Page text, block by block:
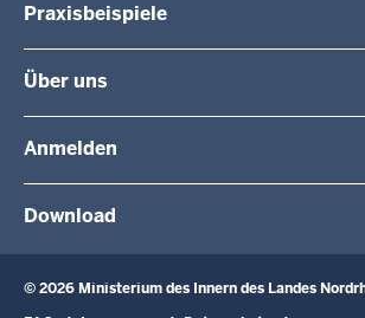
Allgemeine Hilfestellungen
Führungsverantwortung und Arbeitsschutz
Praxisbeispiele
Über uns
Anmelden
Download
© 2026 Ministerium des Innern des Landes